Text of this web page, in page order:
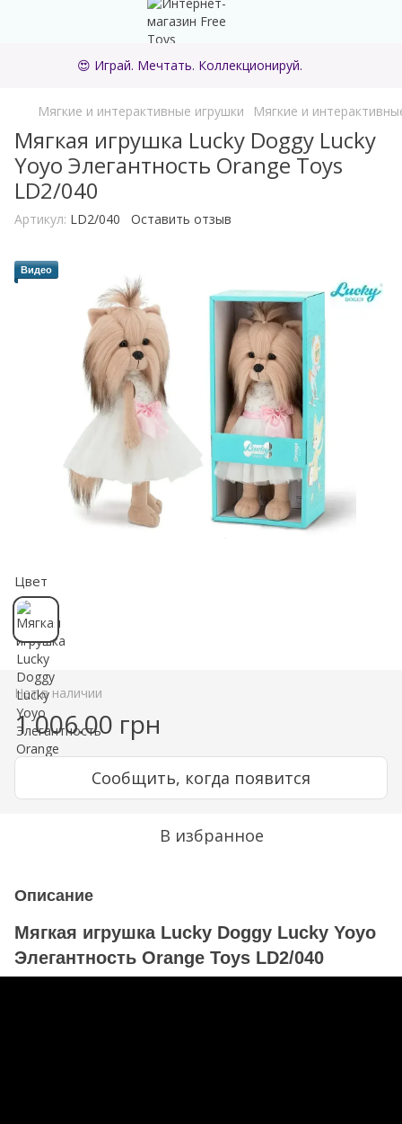
😍 Играй. Мечтать. Коллекционируй.
Мягкие и интерактивные игрушки Мягкие и
Мягкая игрушка Lucky Doggy Lucky
Yoyo Элегантность Orange Toys
LD2/040
Артикул: LD2/040 Оставить отзыв
Видео
Цвет
Нет в наличии
1 006.00 грн
Сообщить, когда появится
В избранное
Описание
Мягкая игрушка Lucky Doggy Lucky Yoyo
Элегантность Orange Toys LD2/040